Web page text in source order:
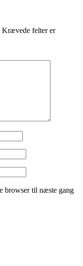
Krævede felter er
browser til næste gang